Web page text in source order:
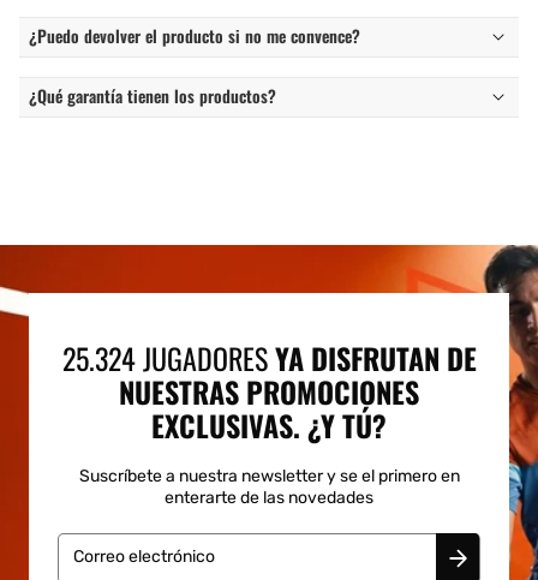
¿Puedo devolver el producto si no me convence?
¿Qué garantía tienen los productos?
25.324 JUGADORESYA DISFRUTAN DE
NUESTRAS PROMOCIONES
EXCLUSIVAS. ¿Y TÚ?
Suscríbete a nuestra newsletter y se el primero en
enterarte de las novedades
Correo electrónico